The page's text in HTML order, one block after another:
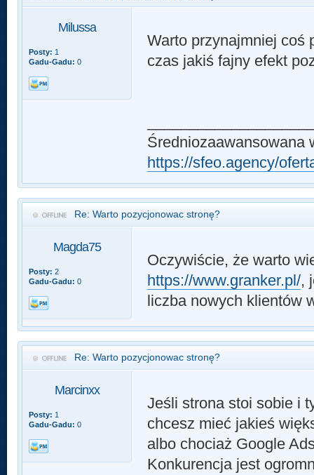
Milussa
Posty: 1
Gadu-Gadu: 0
Warto przynajmniej coś
czas jakiś fajny efekt
Średniozaawansowana
https://sfeo.agency/
Re: Warto pozycjonowac stronę?
Magda75
Posty: 2
Gadu-Gadu: 0
Oczywiście, że warto
https://www.granker.pl/,
liczba nowych klientów
Re: Warto pozycjonowac stronę?
Marcinxx
Posty: 1
Gadu-Gadu: 0
Jeśli strona stoi sobie i
chcesz mieć jakieś
albo chociaż Google
Konkurencja jest